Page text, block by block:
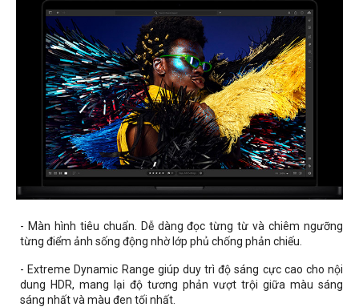
- Màn hình tiêu chuẩn. Dễ dàng đọc từng từ và chiêm ngưỡng
từng điểm ảnh sống động nhờ lớp phủ chống phản chiếu.
- Extreme Dynamic Range giúp duy trì độ sáng cực cao cho nội
dung HDR, mang lại độ tương phản vượt trội giữa màu sáng
sáng nhất và màu đen tối nhất.